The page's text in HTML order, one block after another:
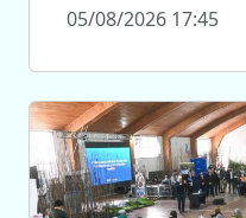
05/08/2026 17:45